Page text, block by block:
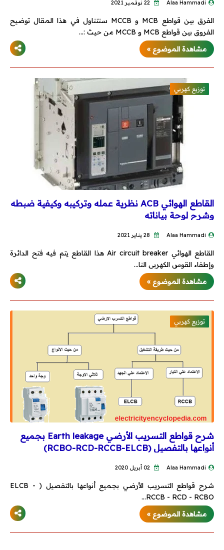
Autocad
Ecodial
EKTS
EPLAN
برامج PLC
AUTOMATION STUDIO
كتالوجات وأسعار
لستة أسعار
اتصالات
ميكانيكا
Alaa Hammadi
الفرق بين قواطع MCB و MCCB سنتناول في هذا المقال توضيح
الفروق بين قواطع MCB و MCCB من حيث :…
مشاهدة الموضوع »
توزيع كهربي
القاطع الهوائي ACB نظرية عمله وتركيبه وكيفية ضبطه
وشرح لوحة بياناته
Alaa Hammadi
القاطع الهوائي Air circuit breaker هذا القاطع يتم فيه فتح الدائرة
وإطفاء القوس الكهربى النا…
مشاهدة الموضوع »
توزيع كهربي
شرح قواطع التسريب الأرضي Earth leakage بجميع
أنواعها بالتفصيل (RCBO-RCD-RCCB-ELCB)
Alaa Hammadi
شرح قواطع التسريب الأرضي بجميع أنواعها بالتفصيل ( ELCB -
RCCB - RCD - RCBO…
مشاهدة الموضوع »